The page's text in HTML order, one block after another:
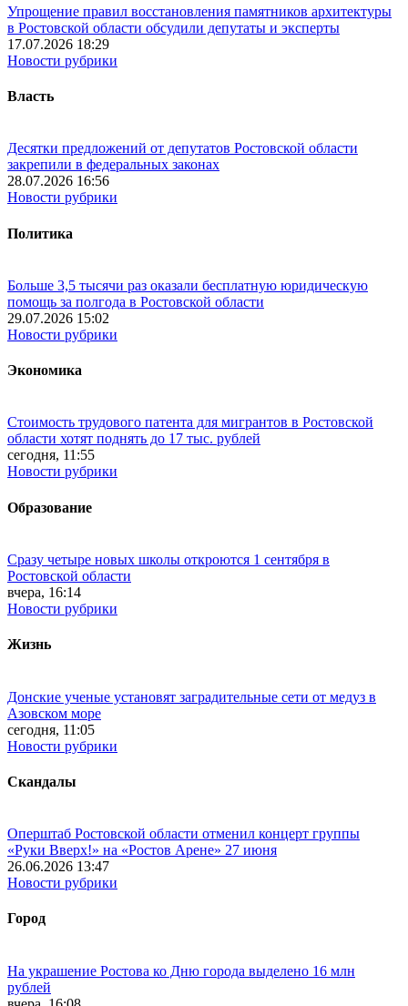
Упрощение правил восстановления памятников архитектуры
в Ростовской области обсудили депутаты и эксперты
17.07.2026 18:29
Новости рубрики
Власть
Десятки предложений от депутатов Ростовской области
закрепили в федеральных законах
28.07.2026 16:56
Новости рубрики
Политика
Больше 3,5 тысячи раз оказали бесплатную юридическую
помощь за полгода в Ростовской области
29.07.2026 15:02
Новости рубрики
Экономика
Стоимость трудового патента для мигрантов в Ростовской
области хотят поднять до 17 тыс. рублей
сегодня, 11:55
Новости рубрики
Образование
Сразу четыре новых школы откроются 1 сентября в
Ростовской области
вчера, 16:14
Новости рубрики
Жизнь
Донские ученые установят заградительные сети от медуз в
Азовском море
сегодня, 11:05
Новости рубрики
Скандалы
Оперштаб Ростовской области отменил концерт группы
«Руки Вверх!» на «Ростов Арене» 27 июня
26.06.2026 13:47
Новости рубрики
Город
На украшение Ростова ко Дню города выделено 16 млн
рублей